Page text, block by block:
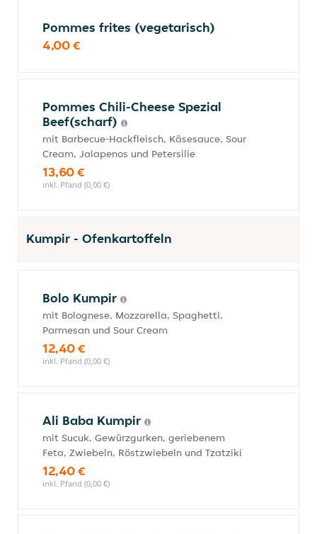
Pommes frites (vegetarisch)
4,00 €
Pommes Chili-Cheese Spezial
Beef(scharf)
mit Barbecue-Hackfleisch, Käsesauce, Sour
Cream, Jalapenos und Petersilie
13,60 €
inkl. Pfand (0,00 €)
Kumpir - Ofenkartoffeln
Bolo Kumpir
mit Bolognese, Mozzarella, Spaghetti,
Parmesan und Sour Cream
12,40 €
inkl. Pfand (0,00 €)
Ali Baba Kumpir
mit Sucuk, Gewürzgurken, geriebenem
Feta, Zwiebeln, Röstzwiebeln und Tzatziki
12,40 €
inkl. Pfand (0,00 €)